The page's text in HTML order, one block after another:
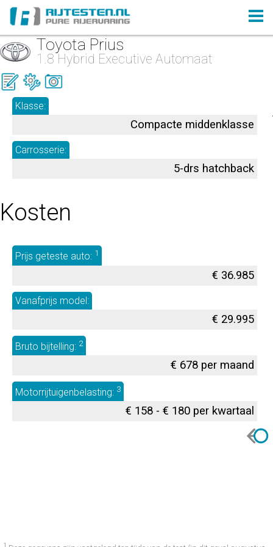
Toyota Prius
1.8 Hybrid Executive Automaat
Klasse:
Compacte middenklasse
Carrosserie:
5-drs hatchback
Kosten
Prijs geteste auto: 1
€ 36.985
Vanafprijs model:
€ 29.995
Bruto bijtelling: 2
€ 678 per maand
Motorrijtuigenbelasting: 3
€ 158 - € 180 per kwartaal
1